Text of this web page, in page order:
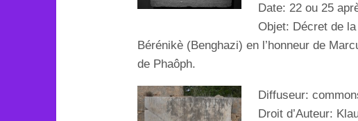
Date: 22 ou 25
Objet: Décret de
Bérénikè (Benghazi) en l’honneur de
de Phaôph.
Diffuseur:
Droit d’Auteur: